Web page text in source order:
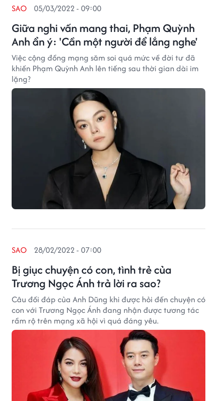
Giữa nghi vấn mang thai, Phạm Quỳnh
Anh ẩn ý: 'Cần một người để lắng nghe'
SAO 05/03/2022 - 09:00
Việc cộng đồng mạng săm soi quá mức về đời tư đã
khiến Phạm Quỳnh Anh lên tiếng sau thời gian dài im
lặng?
Bị giục chuyện có con, tình trẻ của
Trương Ngọc Ánh trả lời ra sao?
SAO 28/02/2022 - 07:00
Câu đối đáp của Anh Dũng khi được hỏi đến chuyện có
con với Trương Ngọc Ánh đang nhận được tương tác
rầm rộ trên mạng xã hội vì quá đáng yêu.